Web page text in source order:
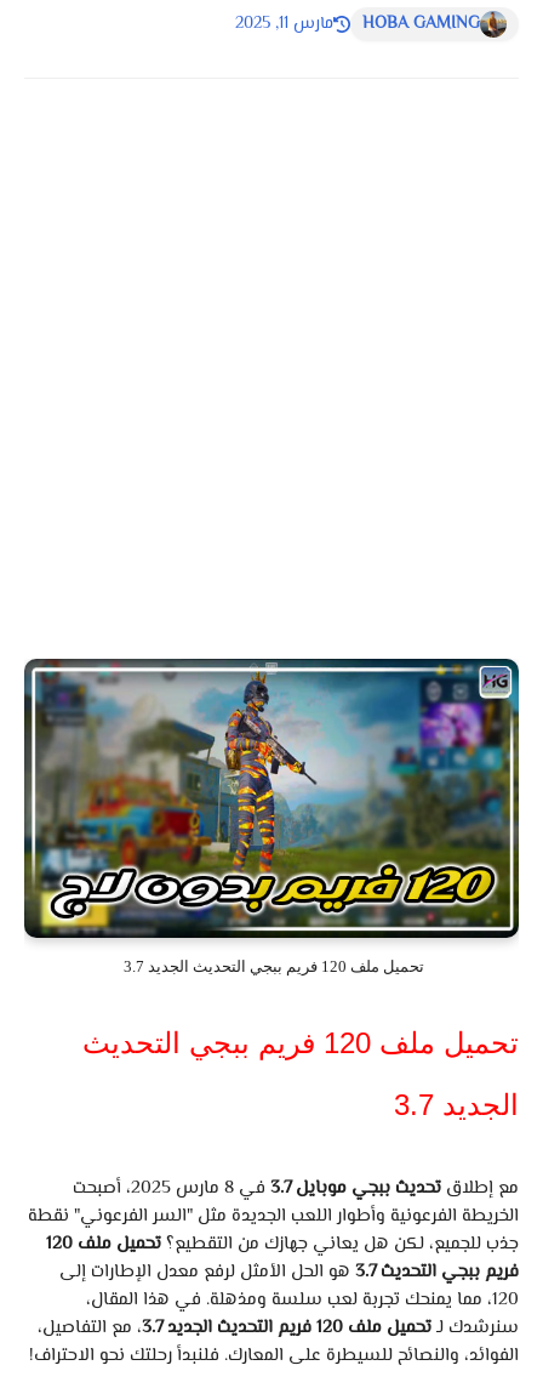
HOBA GAMING مارس 11, 2025
تحميل ملف 120 فريم ببجي التحديث الجديد 3.7
تحميل ملف 120 فريم ببجي التحديث
الجديد 3.7
مع إطلاق تحديث ببجي موبايل 3.7
في 8 مارس 2025، أصبحت
الخريطة الفرعونية وأطوار اللعب الجديدة مثل "السر الفرعوني" نقطة
جذب للجميع، لكن هل يعاني جهازك من التقطيع؟
تحميل ملف 120
فريم ببجي التحديث 3.7
هو الحل الأمثل لرفع معدل الإطارات إلى
120، مما يمنحك تجربة لعب سلسة ومذهلة. في هذا المقال،
سنرشدك لـتحميل ملف 120 فريم التحديث الجديد 3.7
، مع التفاصيل،
الفوائد، والنصائح للسيطرة على المعارك. فلنبدأ رحلتك نحو الاحتراف!